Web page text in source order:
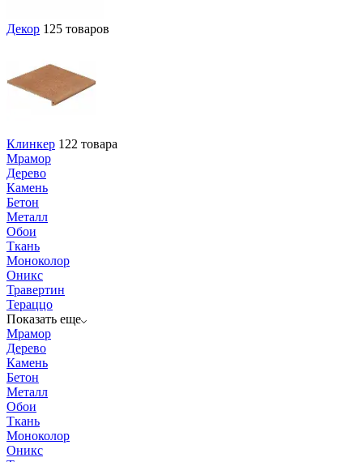
Декор 125 товаров
Клинкер 122 товара
Мрамор
Дерево
Камень
Бетон
Металл
Обои
Ткань
Моноколор
Оникс
Травертин
Тераццо
Показать еще
Мрамор
Дерево
Камень
Бетон
Металл
Обои
Ткань
Моноколор
Оникс